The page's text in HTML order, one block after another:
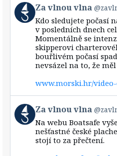
View
post
by
Bluesky
Za vlnou vlna
Kdo sledujete počasí
v posledních dnech
Momentálně se
skipperovi
bouřlivém počasí
nevsázel na to, že
www.morski.hr/video-
View
post
by
Za vlnou vlna
Na webu Boatsafe
nešťastné české
stojí to za přečtení.